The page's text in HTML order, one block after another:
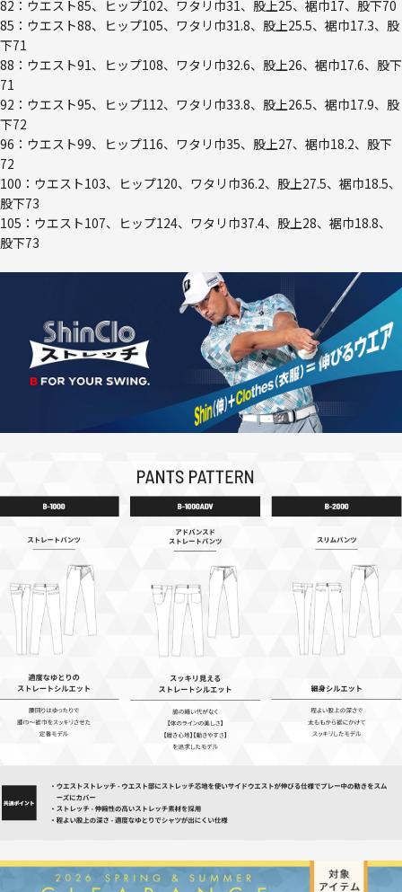
82：ウエスト85、ヒップ102、ワタリ巾31、股上25、裾巾17、股下70
85：ウエスト88、ヒップ105、ワタリ巾31.8、股上25.5、裾巾17.3、股
下71
88：ウエスト91、ヒップ108、ワタリ巾32.6、股上26、裾巾17.6、股下
71
92：ウエスト95、ヒップ112、ワタリ巾33.8、股上26.5、裾巾17.9、股
下72
96：ウエスト99、ヒップ116、ワタリ巾35、股上27、裾巾18.2、股下
72
100：ウエスト103、ヒップ120、ワタリ巾36.2、股上27.5、裾巾18.5、
股下73
105：ウエスト107、ヒップ124、ワタリ巾37.4、股上28、裾巾18.8、
股下73